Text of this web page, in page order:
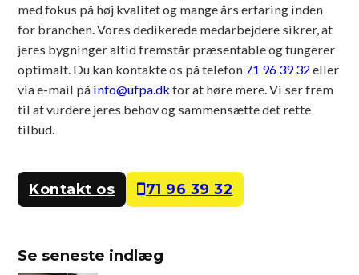
med fokus på høj kvalitet og mange års erfaring inden
for branchen. Vores dedikerede medarbejdere sikrer, at
jeres bygninger altid fremstår præsentable og fungerer
optimalt. Du kan kontakte os på telefon 71 96 39 32 eller
via e-mail på info@ufpa.dkfor at høre mere. Vi ser frem
til at vurdere jeres behov og sammensætte det rette
tilbud.
Kontakt os 71 96 39 32
Se seneste indlæg